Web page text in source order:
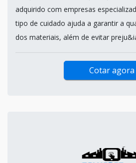
adquirido com empresas
tipo de cuidado ajuda a garantir a
dos materiais, além de evitar
Cotar agora